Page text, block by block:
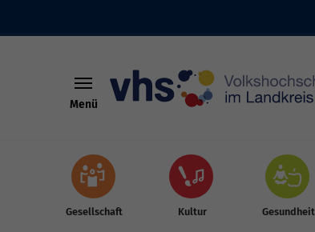
Menü
Gesellschaft Kultur Gesundheit